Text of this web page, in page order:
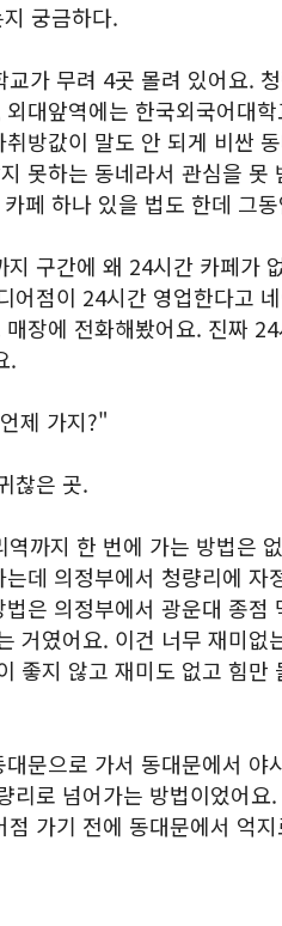
궁금하다.
가 무려 4곳 몰려 있어요.
대앞역에는 한국외국어대
방값이 말도 안 되게 비싼
못하는 동네라서 관심을 못
페 하나 있을 법도 한데 그
구간에 왜 24시간 카페가
어점이 24시간 영업한다고
장에 전화해봤어요. 진짜
.
제 가지?"
찮은 곳.
까지 한 번에 가는 방법은
데 의정부에서 청량리에 자
은 의정부에서 광운대 종점
거였어요. 이건 너무 재미없
좋지 않고 재미도 없고 힘만
문으로 가서 동대문에서 야
리로 넘어가는 방법이었어요
가기 전에 동대문에서 억